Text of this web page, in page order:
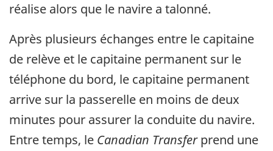
réalise alors que le navire a talonné.
Après plusieurs échanges entre le capitaine
de relève et le capitaine permanent sur le
téléphone du bord, le capitaine permanent
arrive sur la passerelle en moins de deux
minutes pour assurer la conduite du navire.
Entre temps, le Canadian Transferprend une